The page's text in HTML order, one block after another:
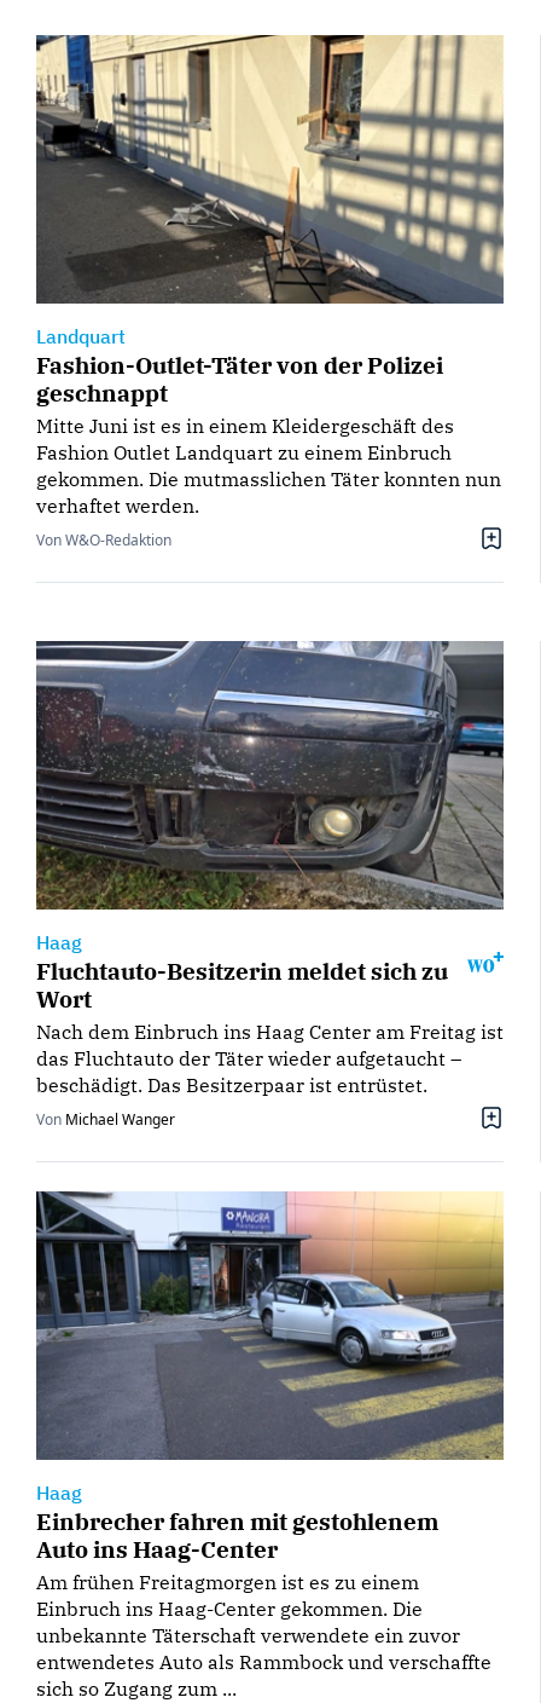
Landquart
Fashion-Outlet-Täter von der Polizei
geschnappt
Mitte Juni ist es in einem Kleidergeschäft des
Fashion Outlet Landquart zu einem Einbruch
gekommen. Die mutmasslichen Täter konnten nun
verhaftet werden.
Von W&O-Redaktion
Haag
Fluchtauto-Besitzerin meldet sich zu
Wort
Nach dem Einbruch ins Haag Center am Freitag ist
das Fluchtauto der Täter wieder aufgetaucht –
beschädigt. Das Besitzerpaar ist entrüstet.
Von Michael Wanger
Haag
Einbrecher fahren mit gestohlenem
Auto ins Haag-Center
Am frühen Freitagmorgen ist es zu einem
Einbruch ins Haag-Center gekommen. Die
unbekannte Täterschaft verwendete ein zuvor
entwendetes Auto als Rammbock und verschaffte
sich so Zugang zum ...